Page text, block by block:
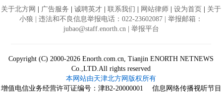
关于北方网 广告服务 诚聘英才 联系我们 网站律师 设为首页
关于
小狼 | 违法和不良信息举报电话：022-23602087 | 举报邮箱：
jubao@staff.enorth.cn | 举报平台
Copyright (C) 2000-2026 Enorth.com.cn, Tianjin ENORTH NETNEWS
Co.,LTD.All rights reserved
本网站由天津北方网版权所有
增值电信业务经营许可证编号： 津B2-20000001
信息网络传播视听节目